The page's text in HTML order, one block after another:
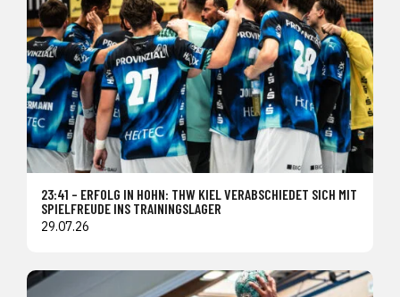
23:41 – ERFOLG IN HOHN: THW KIEL VERABSCHIEDET SICH MIT
SPIELFREUDE INS TRAININGSLAGER
29.07.26